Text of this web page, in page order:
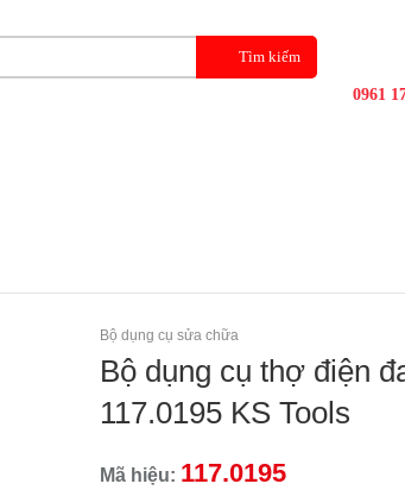
0961
Bộ dụng cụ sửa chữa
Bộ dụng cụ thợ điện
117.0195 KS Tools
Mã hiệu: 117.0195